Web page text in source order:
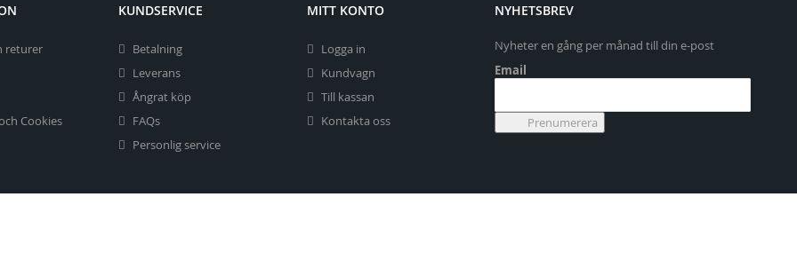
returer
Cookies
KUNDSERVICE
Betalning
Leverans
Ångrat köp
FAQs
Personlig service
MITT KONTO
Logga in
Kundvagn
Till kassan
Kontakta oss
NYHETSBREV
Nyheter en gång per månad till din e-post
Email